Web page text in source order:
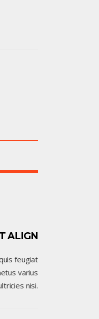
ALIGN
feugiat
varius
nisi.